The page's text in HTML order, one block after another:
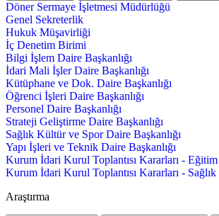
Döner Sermaye İşletmesi Müdürlüğü
Genel Sekreterlik
Hukuk Müşavirliği
İç Denetim Birimi
Bilgi İşlem Daire Başkanlığı
İdari Mali İşler Daire Başkanlığı
Kütüphane ve Dok. Daire Başkanlığı
Öğrenci İşleri Daire Başkanlığı
Personel Daire Başkanlığı
Strateji Geliştirme Daire Başkanlığı
Sağlık Kültür ve Spor Daire Başkanlığı
Yapı İşleri ve Teknik Daire Başkanlığı
Kurum İdari Kurul Toplantısı Kararları - Eğitim
Kurum İdari Kurul Toplantısı Kararları - Sağlık
Araştırma